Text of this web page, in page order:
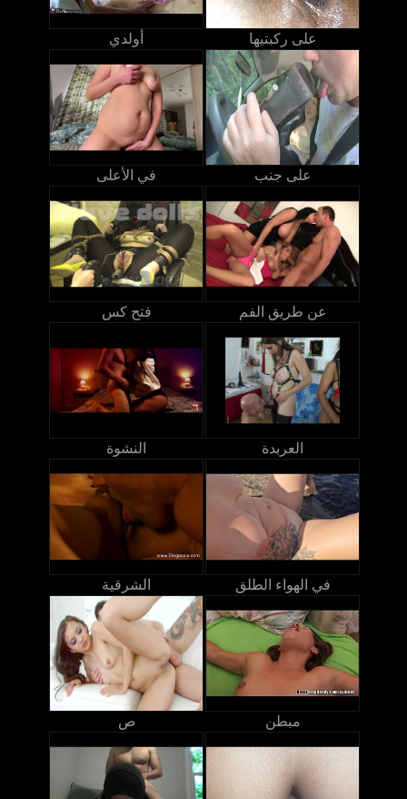
أولدي على ركبتيها
في الأعلى على جنب
فتح كس عن طريق الفم
النشوة العربدة
الشرقية في الهواء الطلق
ص مبطن